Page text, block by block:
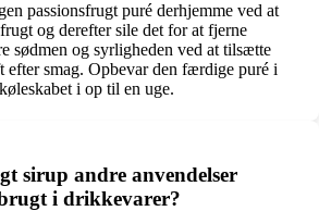
passionsfrugt puré derhjemme ved at
og derefter sile det for at fjerne
sødmen og syrligheden ved at tilsætte
efter smag. Opbevar den færdige puré i
i op til en uge.
sirup andre anvendelser
i drikkevarer?